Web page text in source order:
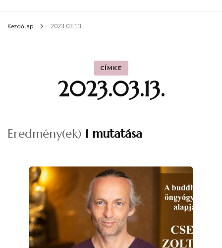
Kezdőlap 2023.03.13.
CÍMKE
2023.03.13.
Eredmény(ek) 1 mutatása